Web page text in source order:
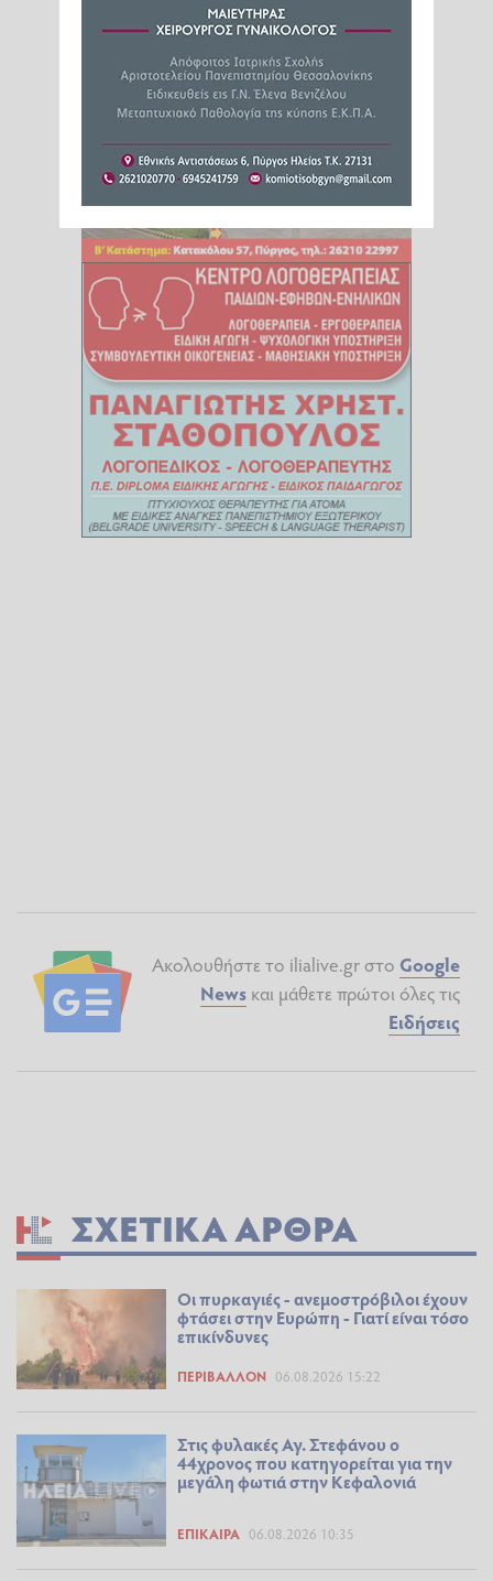
Ακολουθήστε το ilialive.gr στο Google
News και μάθετε πρώτοι όλες τις
Ειδήσεις
ΣΧΕΤΙΚΆ ΆΡΘΡΑ
Οι πυρκαγιές - ανεμοστρόβιλοι έχουν
φτάσει στην Ευρώπη - Γιατί είναι τόσο
επικίνδυνες
ΠΕΡΙΒΆΛΛΟΝ 06.08.2026 15:22
Στις φυλακές Αγ. Στεφάνου ο
44χρονος που κατηγορείται για την
μεγάλη φωτιά στην Κεφαλονιά
ΕΠΊΚΑΙΡΑ 06.08.2026 10:35